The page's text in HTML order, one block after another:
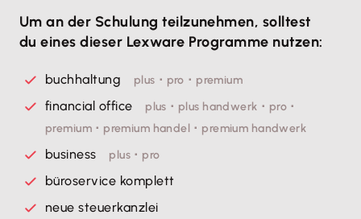
Um an der Schulung teilzunehmen, solltest
du eines dieser Lexware Programme nutzen:
buchhaltung plus ･ pro ･ premium
financial office
plus ･ plus handwerk ･ pro ･
premium ･ premium handel ･ premium handwerk
business plus ･ pro
büroservice komplett
neue steuerkanzlei